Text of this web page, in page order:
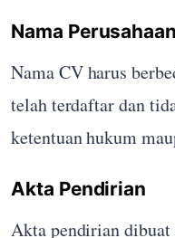
Nama Perusahaan
Nama CV harus
telah terdaftar dan
ketentuan hukum
Akta Pendirian
Akta pendirian